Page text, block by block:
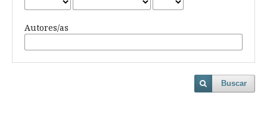
Autores/as
Buscar